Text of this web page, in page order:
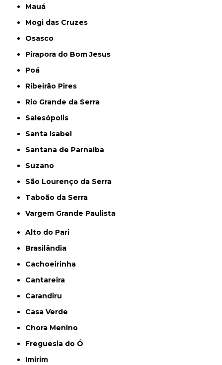
Mauá
Mogi das Cruzes
Osasco
Pirapora do Bom Jesus
Poá
Ribeirão Pires
Rio Grande da Serra
Salesópolis
Santa Isabel
Santana de Parnaíba
Suzano
São Lourenço da Serra
Taboão da Serra
Vargem Grande Paulista
Alto do Pari
Brasilândia
Cachoeirinha
Cantareira
Carandiru
Casa Verde
Chora Menino
Freguesia do Ó
Imirim